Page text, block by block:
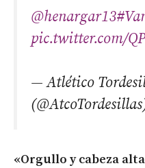
@henargar13
pic.twitter.com/
— Atlético
«Orgullo y cabeza